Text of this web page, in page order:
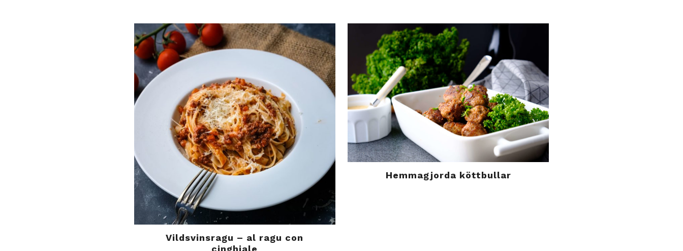
Vildsvinsragu – al ragu con
cinghiale
Hemmagjorda köttbullar